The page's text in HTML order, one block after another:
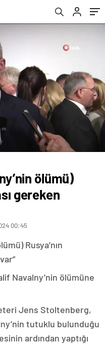
ölümü)
gereken
00:45
Rusya’nın
Navalny’nin ölümüne
Jens Stoltenberg,
tutuklu bulunduğu
ardından yaptığı